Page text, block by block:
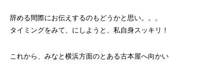
辞める間際にお伝えするのもどうかと思い。。。
タイミングをみて、にしようと、私自身スッキリ！
これから、みなと横浜方面のとある古本屋へ向かい